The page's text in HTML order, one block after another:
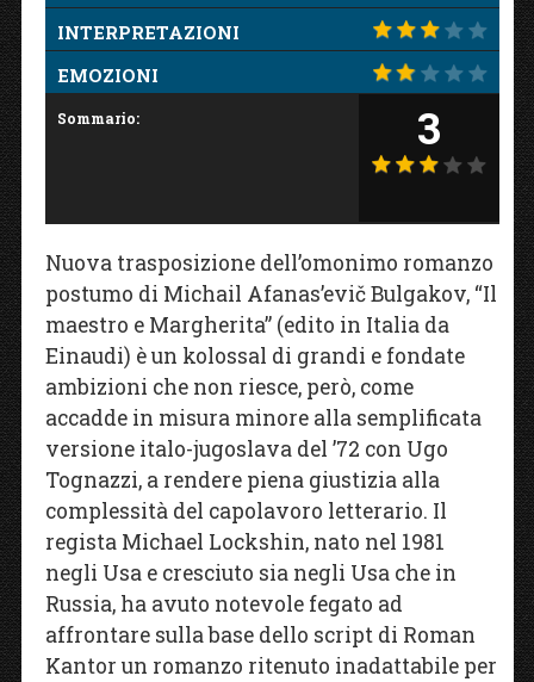
INTERPRETAZIONI
EMOZIONI
Sommario: 3
Nuova trasposizione dell’omonimo romanzo
postumo di Michail Afanas’evič Bulgakov, “Il
maestro e Margherita” (edito in Italia da
Einaudi) è un kolossal di grandi e fondate
ambizioni che non riesce, però, come
accadde in misura minore alla semplificata
versione italo-jugoslava del ’72 con Ugo
Tognazzi, a rendere piena giustizia alla
complessità del capolavoro letterario. Il
regista Michael Lockshin, nato nel 1981
negli Usa e cresciuto sia negli Usa che in
Russia, ha avuto notevole fegato ad
affrontare sulla base dello script di Roman
Kantor un romanzo ritenuto inadattabile per